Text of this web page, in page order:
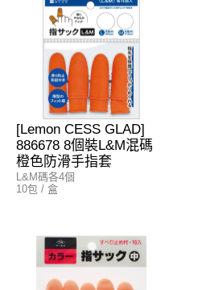
[Lemon CESS GLAD]
886678 8個裝L&M混碼
橙色防滑手指套
L&M碼各4個
10包 / 盒